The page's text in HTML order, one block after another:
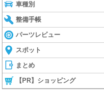
車種別
整備手帳
パーツレビュー
スポット
まとめ
【PR】ショッピング